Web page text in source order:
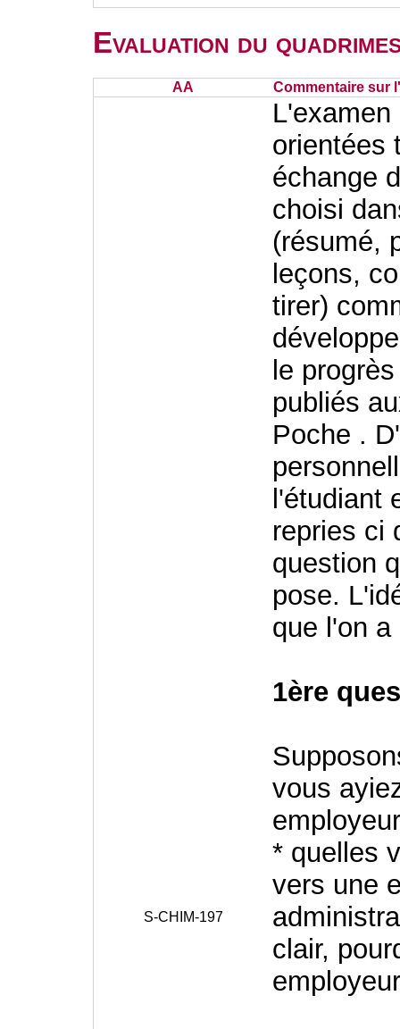
Evaluation du
AA Commentaire sur
S-CHIM-197
orientées
échange
choisi
(résumé,
leçons,
tirer)
le
publiés
Poche .
l'étudiant
repries ci
question
pose.
que l'on
1ère
vous
* quelles
vers une
clair,